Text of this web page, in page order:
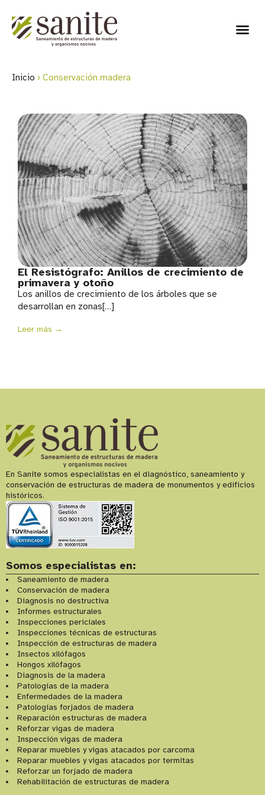
Inicio › Conservación madera
El Resistógrafo: Anillos de crecimiento de
primavera y otoño
Los anillos de crecimiento de los árboles que se
desarrollan en zonas[…]
Leer más →
En Sanite somos especialistas en el diagnóstico, saneamiento y
conservación de estructuras de madera de monumentos y edificios
históricos.
Somos especialistas en:
Saneamiento de madera
Conservación de madera
Diagnosis no destructiva
Informes estructurales
Inspecciones periciales
Inspecciones técnicas de estructuras
Inspección de estructuras de madera
Insectos xilófagos
Hongos xilófagos
Diagnosis de la madera
Patologías de la madera
Enfermedades de la madera
Patologías forjados de madera
Reparación estructuras de madera
Reforzar vigas de madera
Inspección vigas de madera
Reparar muebles y vigas atacados por carcoma
Reparar muebles y vigas atacados por termitas
Reforzar un forjado de madera
Rehabilitación de estructuras de madera